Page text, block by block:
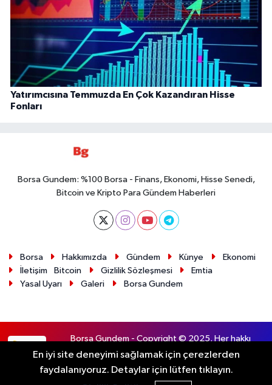
Yatırımcısına Temmuzda En Çok Kazandıran Hisse
Fonları
Borsa Gundem: %100 Borsa - Finans, Ekonomi, Hisse Senedi,
Bitcoin ve Kripto Para Gündem Haberleri
Borsa Hakkımızda Gündem Künye
Ekonomi
İletişim
Bitcoin Gizlilik Sözleşmesi
Emtia
Yasal Uyarı
Galeri Borsa Gundem
Borsa Gundem - Copyright © 2025. Her hakkı
saklıdır.
En iyi site deneyimi sağlamak için çerezlerden
faydalanıyoruz. Detaylar için lütfen tıklayın.